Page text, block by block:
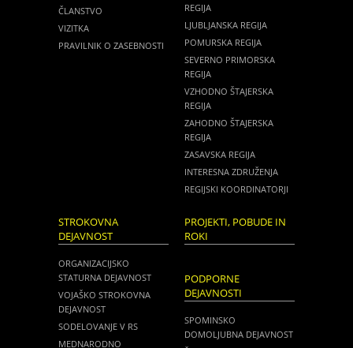
ČLANSTVO
VIZITKA
PRAVILNIK O ZASEBNOSTI
REGIJA
LJUBLJANSKA REGIJA
POMURSKA REGIJA
SEVERNO PRIMORSKA
REGIJA
VZHODNO ŠTAJERSKA
REGIJA
ZAHODNO ŠTAJERSKA
REGIJA
ZASAVSKA REGIJA
INTERESNA ZDRUŽENJA
REGIJSKI KOORDINATORJI
STROKOVNA
DEJAVNOST
ORGANIZACIJSKO
STATURNA DEJAVNOST
VOJAŠKO STROKOVNA
DEJAVNOST
SODELOVANJE V RS
MEDNARODNO
PROJEKTI, POBUDE IN
ROKI
PODPORNE
DEJAVNOSTI
SPOMINSKO
DOMOLJUBNA DEJAVNOST